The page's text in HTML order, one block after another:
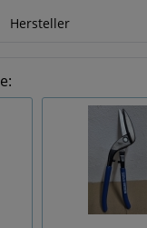
Hersteller